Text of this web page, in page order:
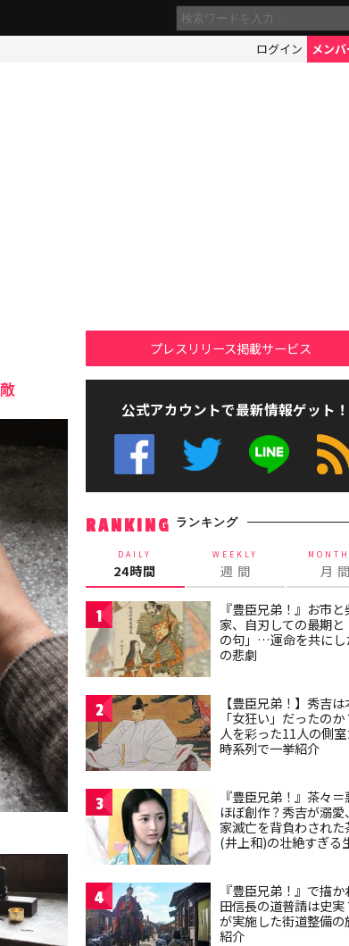
ログイン メン
プレスリリース掲載サービス
公式アカウントで最新情報ゲット！
RANKING ランキング
DAILY
24時間
WEEKLY
週 間 月 間
1
『豊臣兄弟！』お市
家、自刃しての最期と
の句」…運命を共にし
の悲劇
2
【豊臣兄弟！】秀吉
「女狂い」だったの
人を彩った11人の側
時系列で一挙紹介
3
『豊臣兄弟！』茶々
ほぼ創作？秀吉が溺愛
家滅亡を背負わされた
(井上和)の壮絶すぎる
4
『豊臣兄弟！』で描
田信長の道普請は史実
が実施した街道整備の
紹介